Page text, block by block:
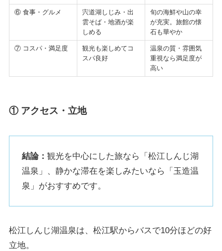
⑥ 食事・グルメ
宍道湖しじみ・出
雲そば・地酒が楽
しめる
旬の海鮮や山の幸
が充実。旅館の懐
石も華やか
⑦ コスパ・満足度
観光も楽しめてコ
スパ良好
温泉の質・雰囲気
重視なら満足度が
高い
① アクセス・立地
結論：観光を中心にした旅なら「松江しんじ湖
温泉」、静かな滞在を楽しみたいなら「玉造温
泉」がおすすめです。
松江しんじ湖温泉は、松江駅からバスで10分ほどの好
立地。